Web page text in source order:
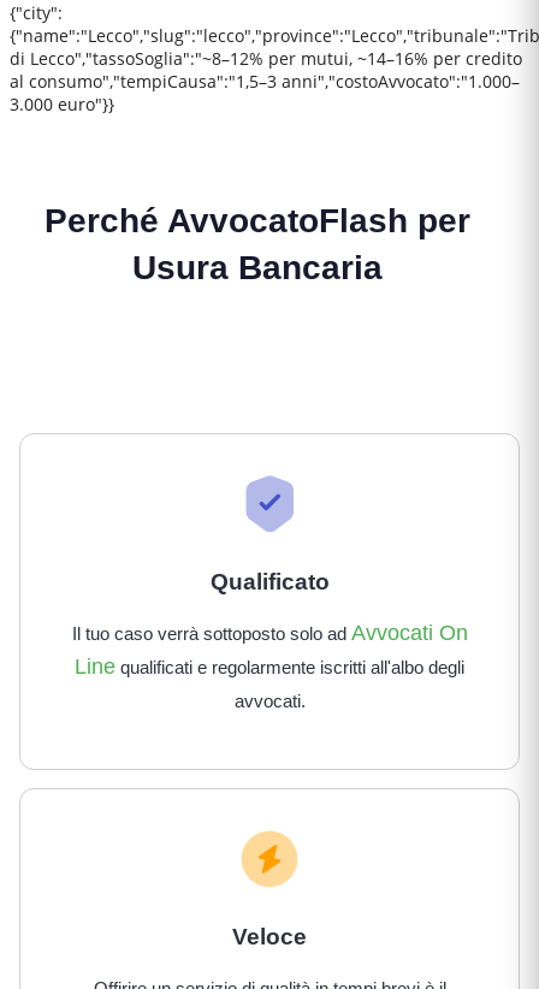
{"city":
di Lecco","tassoSoglia":"~8–12% per mutui, ~14–16% per credito
al consumo","tempiCausa":"1,5–3 anni","costoAvvocato":"1.000–
3.000 euro"}}
Perché AvvocatoFlash per
Usura Bancaria
Qualificato
Il tuo caso verrà sottoposto solo ad Avvocati On
Line qualificati e regolarmente iscritti all'albo degli
avvocati.
Veloce